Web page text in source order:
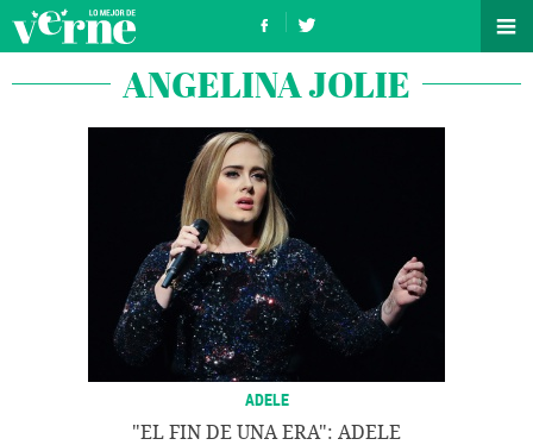
ANGELINA JOLIE
ADELE
"EL FIN DE UNA ERA": ADELE